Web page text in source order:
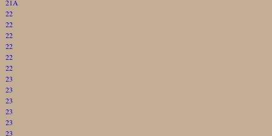
21A
22
22
22
22
22
22
23
23
23
23
23
23